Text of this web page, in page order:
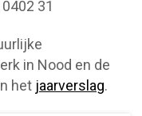
31
in Nood en de
het jaarverslag.